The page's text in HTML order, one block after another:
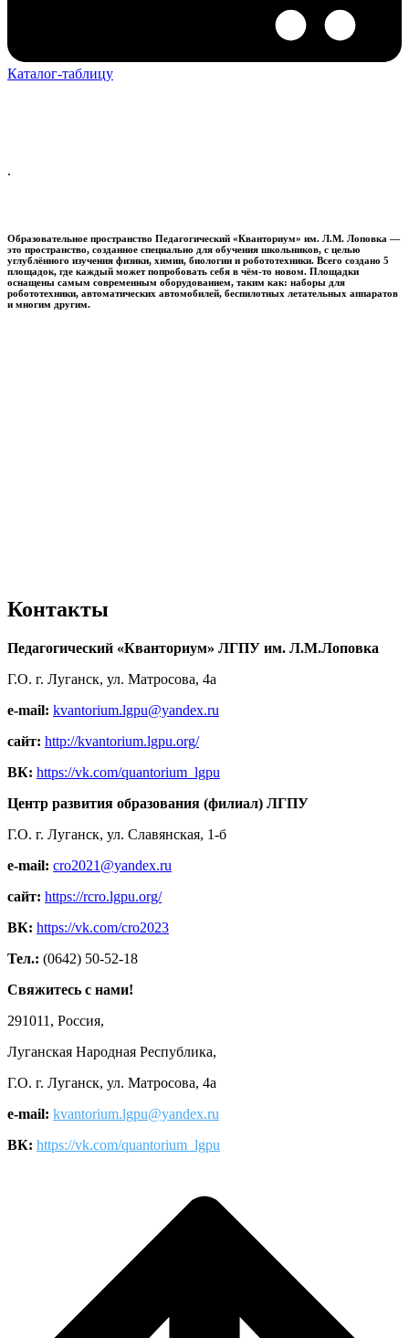
Каталог-таблицу
.
Образовательное пространство Педагогический «Кванториум» им. Л.М. Лоповка —
это пространство, созданное специально для обучения школьников, с целью
углублённого изучения физики, химии, биологии и робототехники. Всего создано 5
площадок, где каждый может попробовать себя в чём-то новом. Площадки
оснащены самым современным оборудованием, таким как: наборы для
робототехники, автоматических автомобилей, беспилотных летательных аппаратов
и многим другим.
Контакты
Педагогический «Кванториум» ЛГПУ им. Л.М.Лоповка
Г.О. г. Луганск, ул. Матросова, 4а
e-mail: kvantorium.lgpu@yandex.ru
сайт: http://kvantorium.lgpu.org/
ВК: https://vk.com/quantorium_lgpu
Центр развития образования (филиал) ЛГПУ
Г.О. г. Луганск, ул. Славянская, 1-б
e-mail: cro2021@yandex.ru
сайт: https://rcro.lgpu.org/
ВК: https://vk.com/cro2023
Тел.: (0642) 50-52-18
Свяжитесь с нами!
291011, Россия,
Луганская Народная Республика,
Г.О. г. Луганск, ул. Матросова, 4а
e-mail: kvantorium.lgpu@yandex.ru
ВК: https://vk.com/quantorium_lgpu